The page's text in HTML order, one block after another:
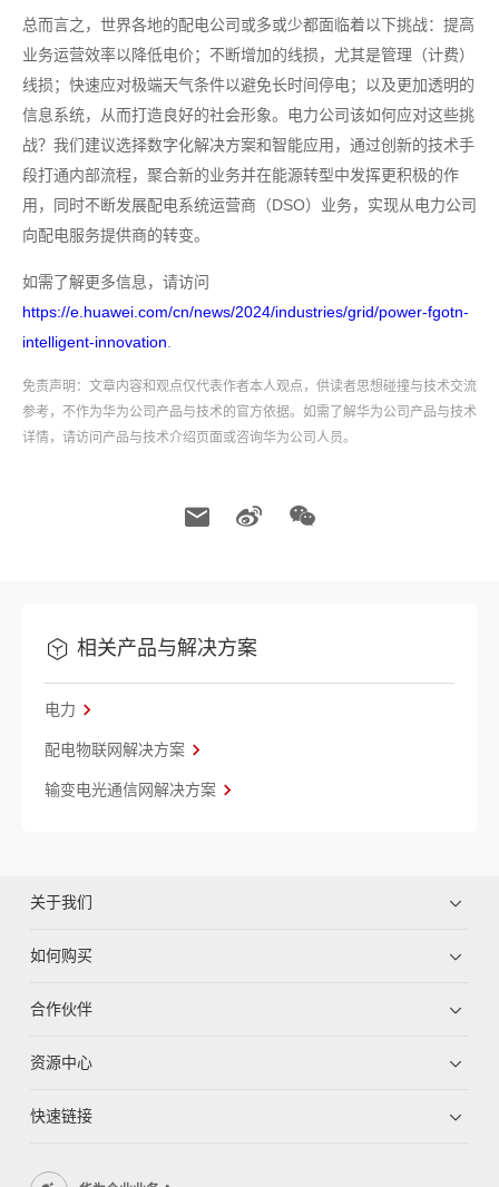
总而言之，世界各地的配电公司或多或少都面临着以下挑战：提高
业务运营效率以降低电价；不断增加的线损，尤其是管理（计费）
线损；快速应对极端天气条件以避免长时间停电；以及更加透明的
信息系统，从而打造良好的社会形象。电力公司该如何应对这些挑
战？我们建议选择数字化解决方案和智能应用，通过创新的技术手
段打通内部流程，聚合新的业务并在能源转型中发挥更积极的作
用，同时不断发展配电系统运营商（DSO）业务，实现从电力公司
向配电服务提供商的转变。
如需了解更多信息，请访问
https://e.huawei.com/cn/news/2024/industries/grid/power-fgotn-
intelligent-innovation.
免责声明：文章内容和观点仅代表作者本人观点，供读者思想碰撞与技术交流
参考，不作为华为公司产品与技术的官方依据。如需了解华为公司产品与技术
详情，请访问产品与技术介绍页面或咨询华为公司人员。
相关产品与解决方案
电力
配电物联网解决方案
输变电光通信网解决方案
关于我们
如何购买
合作伙伴
资源中心
快速链接